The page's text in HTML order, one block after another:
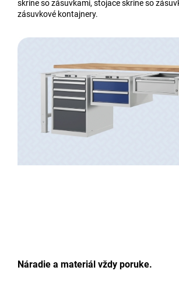
skrine so zásuvkami, stojace skrine so
zásuvkové kontajnery.
Náradie a materiál vždy poruke.